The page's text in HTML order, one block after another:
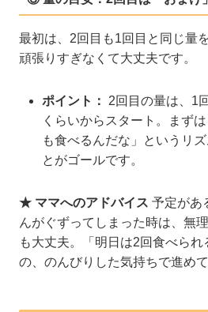
最初は、2回目も1回目と同じ量
頑張りすぎなくて大丈夫です。
ポイント： 2回目の量は、1
くらいからスタート。まず
も食べるんだな」というリ
とがゴールです。
★ ママへのアドバイス 予定があ
んがぐずってしまった時は、無
も大丈夫。「明日は2回食べら
の、のんびりした気持ちで進め